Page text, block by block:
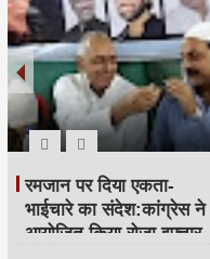
रमजान पर दिया एकता-
भाईचारे का संदेश:कांग्रेस ने
आयोजित किया रोजा इफ्तार